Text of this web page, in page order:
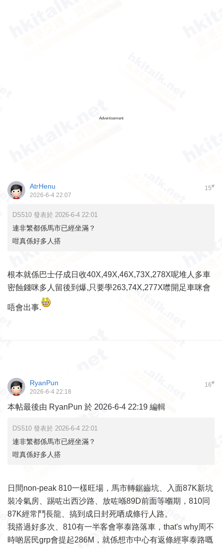
Advertisement
15#
AtrHenu
2026-6-4 22:07
DS510 發表於 2026-6-4 22:01
連非繁都係馬市已經坐滿？
咁真係好多人搭
根本就係巴士仔成日收40X,49X,46X,73X,278X呢堆人多車
密蝕錢咪多人留後到爆,只要學263,74X,277X噤開足車咪會
唔會出事.
16#
RyanPun
2026-6-4 22:18
本帖最後由 RyanPun 於 2026-6-4 22:19 編輯
DS510 發表於 2026-6-4 22:01
連非繁都係馬市已經坐滿？
咁真係好多人搭
日間non-peak 810一樣旺場，馬市轉鋸齒坑、入面87K新坑
裝冷氣房、踢咗出西沙路、放咗喺89D前面等嗰期，810同
87K經常鬥長龍、搞到成日封死哂成條行人路。
我搭過好多次、810有一半客會寧泰路落車，that's why周不
時啲居民grp會提起286M，就係想市中心有返條經寧泰路嘅